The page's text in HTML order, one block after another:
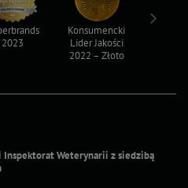
Inspektorat Weterynarii z siedzibą
2023
Konsumencki
Lider Jakości
2022 – Złoto